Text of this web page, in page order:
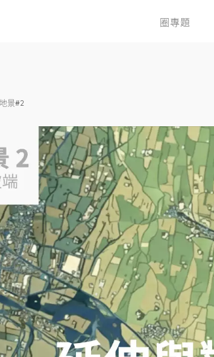
圈專題
景#2